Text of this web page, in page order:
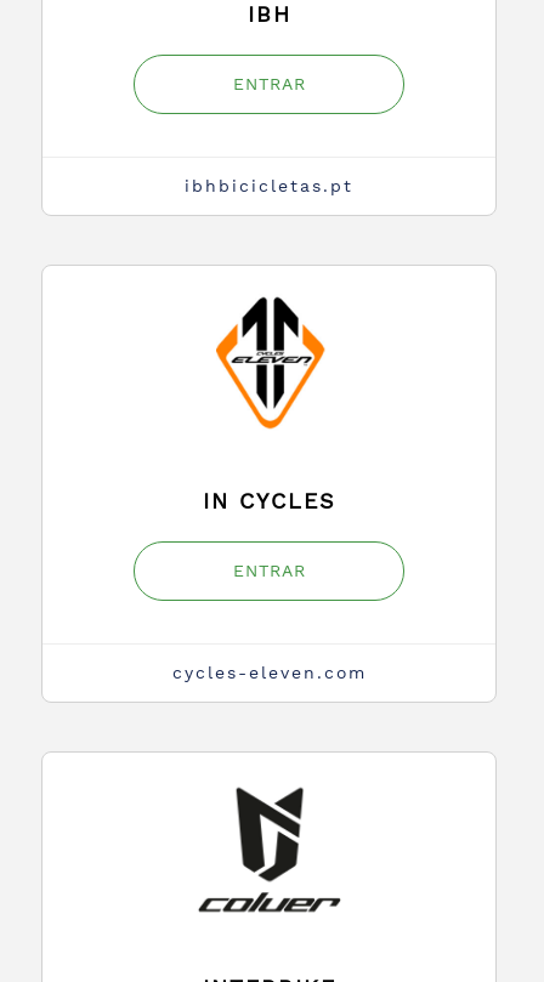
IBH
ENTRAR
ibhbicicletas.pt
IN CYCLES
ENTRAR
cycles-eleven.com